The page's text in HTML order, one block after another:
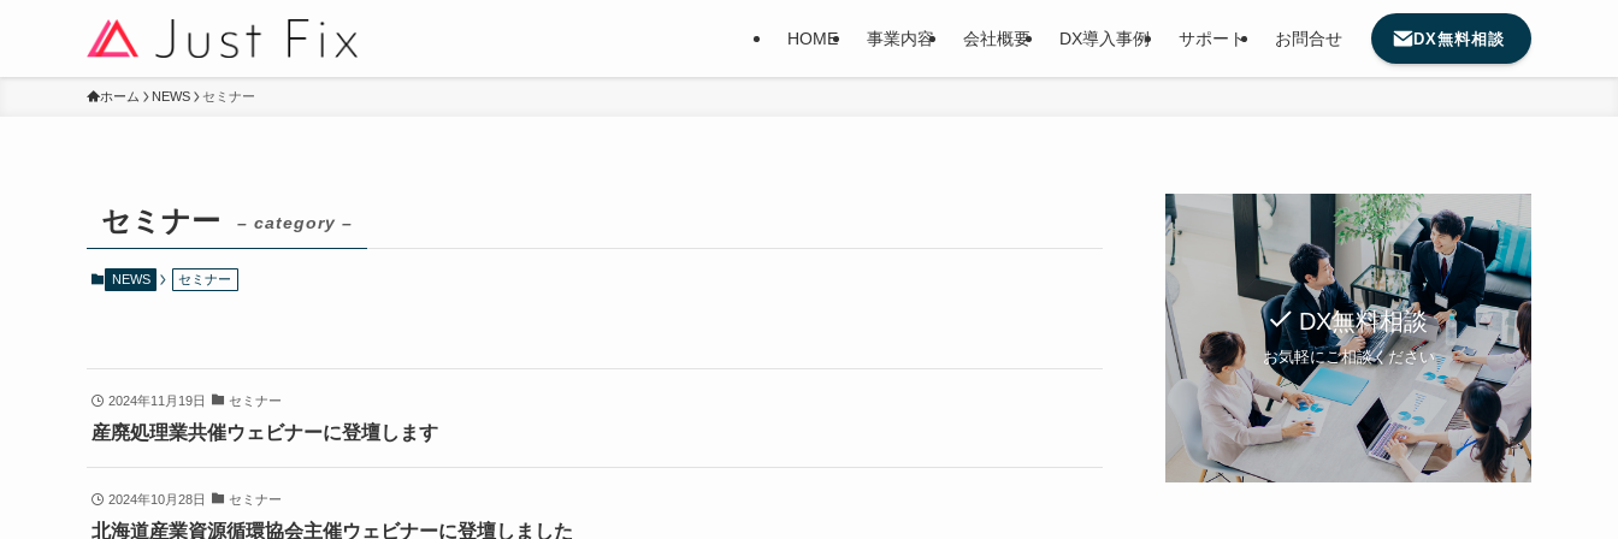
HOME 事業内容 会社概要 DX導入事例 サポート お問合せ DX無料相談
ホーム NEWS セミナー
セミナー – category –
NEWS セミナー
2024年11月19日 セミナー
産廃処理業共催ウェビナーに登壇します
2024年10月28日 セミナー
北海道産業資源循環協会主催ウェビナーに登壇しました
DX無料相談
お気軽にご相談ください